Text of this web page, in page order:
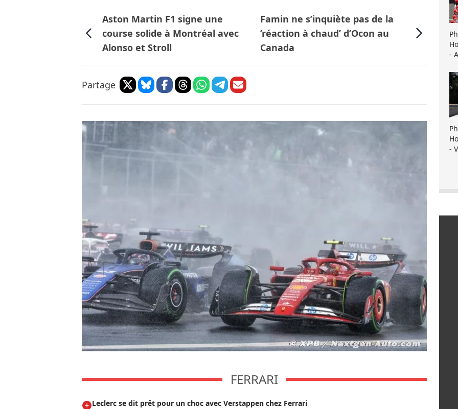
Aston Martin F1 signe une
course solide à Montréal avec
Alonso et Stroll
Famin ne s’inquiète pas de la
’réaction à chaud’ d’Ocon au
Canada
Partage
FERRARI
Leclerc se dit prêt pour un choc avec Verstappen chez Ferrari
-
-